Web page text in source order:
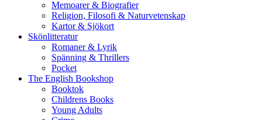
Memoarer & Biografier
Religion, Filosofi & Naturvetenskap
Kartor & Sjökort
Skönlitteratur
Romaner & Lyrik
Spänning & Thrillers
Pocket
The English Bookshop
Booktok
Childrens Books
Young Adults